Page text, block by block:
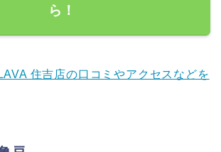
ら！
住吉店の口コミやアクセスなどを